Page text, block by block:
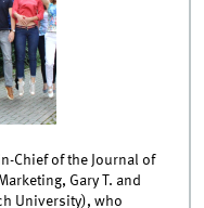
Chief of the Journal of
Gary T. and
University), who